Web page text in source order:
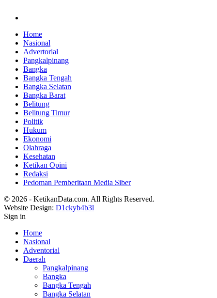
Home
Nasional
Advertorial
Pangkalpinang
Bangka
Bangka Tengah
Bangka Selatan
Bangka Barat
Belitung
Belitung Timur
Politik
Hukum
Ekonomi
Olahraga
Kesehatan
Ketikan Opini
Redaksi
Pedoman Pemberitaan Media Siber
© 2026 - KetikanData.com. All Rights Reserved.
Website Design: D1ckyb4b3l
Sign in
Home
Nasional
Adventorial
Daerah
Pangkalpinang
Bangka
Bangka Tengah
Bangka Selatan